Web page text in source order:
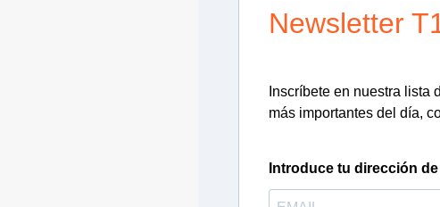
Newsletter
Inscríbete en nuestra lista
más importantes del día,
Introduce tu dirección